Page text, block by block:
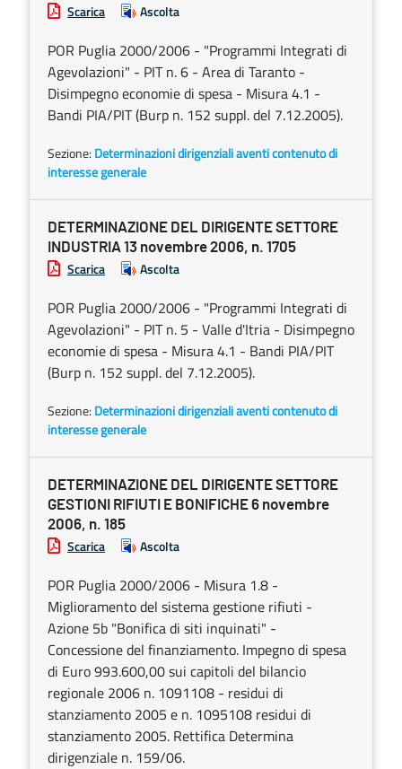
Scarica Ascolta
POR Puglia 2000/2006 - "Programmi Integrati di
Agevolazioni" - PIT n. 6 - Area di Taranto -
Disimpegno economie di spesa - Misura 4.1 -
Bandi PIA/PIT (Burp n. 152 suppl. del 7.12.2005).
Sezione: Determinazioni dirigenziali aventi contenuto di
interesse generale
DETERMINAZIONE DEL DIRIGENTE SETTORE
INDUSTRIA 13 novembre 2006, n. 1705
Scarica Ascolta
POR Puglia 2000/2006 - "Programmi Integrati di
Agevolazioni" - PIT n. 5 - Valle d'Itria - Disimpegno
economie di spesa - Misura 4.1 - Bandi PIA/PIT
(Burp n. 152 suppl. del 7.12.2005).
Sezione: Determinazioni dirigenziali aventi contenuto di
interesse generale
DETERMINAZIONE DEL DIRIGENTE SETTORE
GESTIONI RIFIUTI E BONIFICHE 6 novembre
2006, n. 185
Scarica Ascolta
POR Puglia 2000/2006 - Misura 1.8 -
Miglioramento del sistema gestione rifiuti -
Azione 5b "Bonifica di siti inquinati" -
Concessione del finanziamento. Impegno di spesa
di Euro 993.600,00 sui capitoli del bilancio
regionale 2006 n. 1091108 - residui di
stanziamento 2005 e n. 1095108 residui di
stanziamento 2005. Rettifica Determina
dirigenziale n. 159/06.